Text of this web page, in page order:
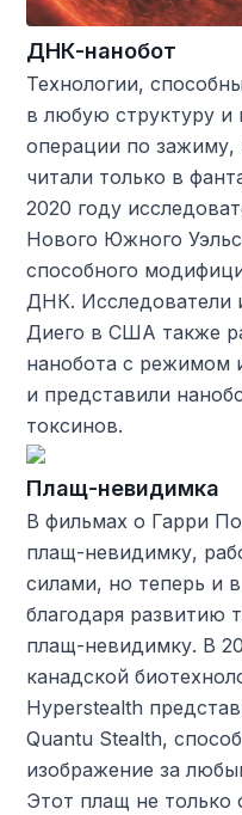
ДНК-нанобот
Технологии,
в любую структуру и
операции по
читали только в
2020 году
Нового Южного
способного
ДНК. Исследователи
Диего в США также
нанобота с режимом
и представили
токсинов.
Плащ-невидимка
В фильмах о Гарри
плащ-невидимку,
силами, но теперь и
благодаря развитию
плащ-невидимку. В
канадской
Hyperstealth
Quantu Stealth,
изображение за
Этот плащ не только